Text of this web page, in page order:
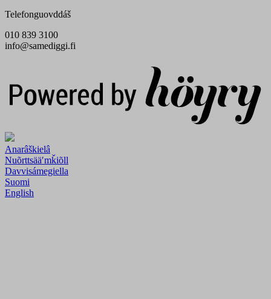
Telefonguovddáš
010 839 3100
info@samediggi.fi
Anarâškielâ
Nuõrttsääʹmǩiõll
Davvisámegiella
Suomi
English